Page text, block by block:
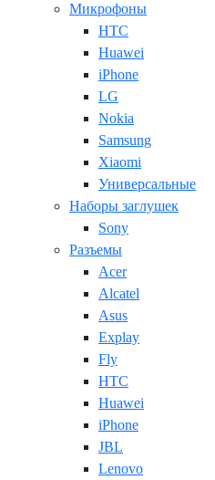
Микрофоны
HTC
Huawei
iPhone
LG
Nokia
Samsung
Xiaomi
Универсальные
Наборы заглушек
Sony
Разъемы
Acer
Alcatel
Asus
Explay
Fly
HTC
Huawei
iPhone
JBL
Lenovo